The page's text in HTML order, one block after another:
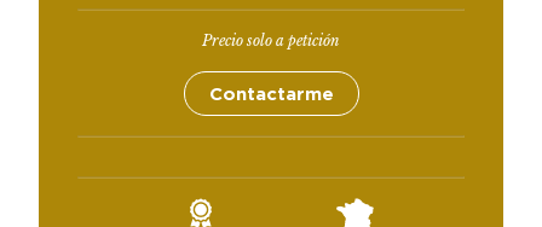
Precio solo a petición
Contactarme